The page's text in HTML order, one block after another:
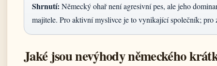
Shrnutí: Německý ohař není agresivní pes, ale jeho
majitele. Pro aktivní myslivce je to vynikající společník; pro
Jaké jsou nevýhody německého